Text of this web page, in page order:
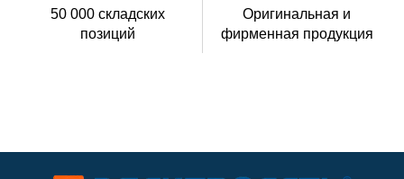
50 000 складских
позиций
Оригинальная и
фирменная продукция